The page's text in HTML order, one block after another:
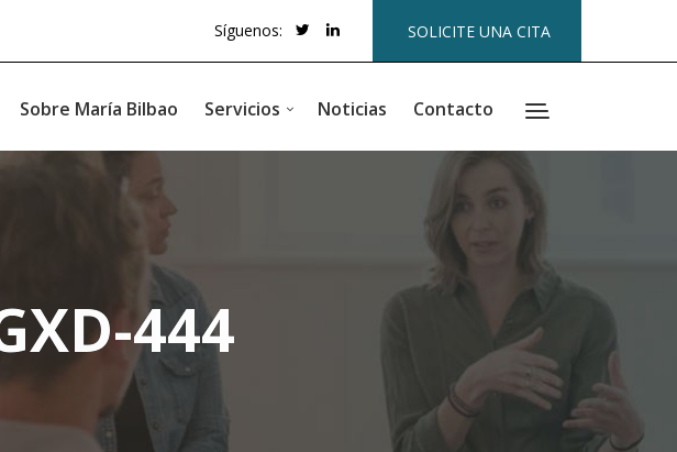
SOLICITE UNA CITA
Síguenos:
Sobre María Bilbao Servicios Noticias Contacto
444